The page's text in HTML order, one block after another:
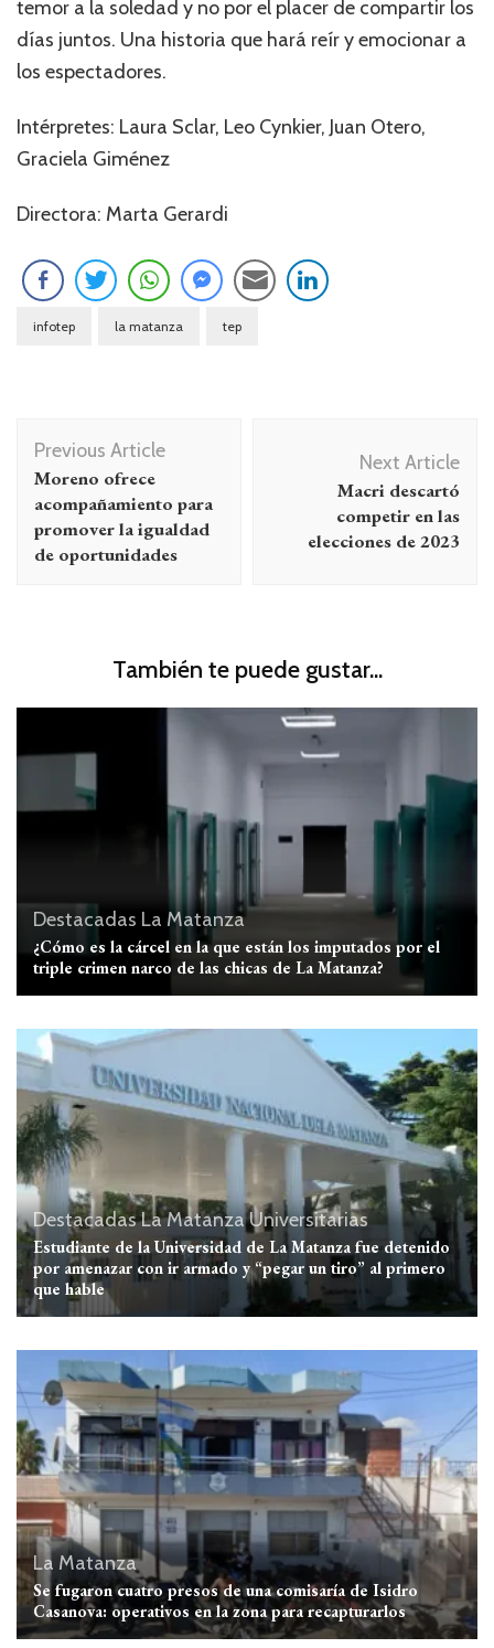
temor a la soledad y no por el placer de compartir los
días juntos. Una historia que hará reír y emocionar a
los espectadores.
Intérpretes: Laura Sclar, Leo Cynkier, Juan Otero,
Graciela Giménez
Directora: Marta Gerardi
infotep la matanza tep
Navegación
de
entradas
Previous Article
Moreno ofrece
acompañamiento para
promover la igualdad
de oportunidades
Next Article
Macri descartó
competir en las
elecciones de 2023
También te puede gustar...
Destacadas La Matanza
¿Cómo es la cárcel en la que están los imputados por el
triple crimen narco de las chicas de La Matanza?
DestacadasLa MatanzaUniversitarias
Estudiante de la Universidad de La Matanza fue detenido
por amenazar con ir armado y “pegar un tiro” al primero
que hable
La Matanza
Se fugaron cuatro presos de una comisaría de Isidro
Casanova: operativos en la zona para recapturarlos